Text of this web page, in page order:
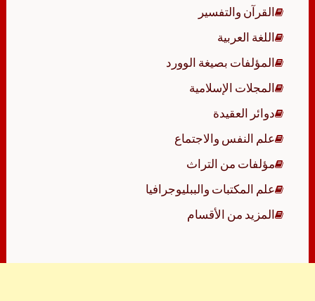
القرآن والتفسير
اللغة العربية
المؤلفات بصيغة الوورد
المجلات الإسلامية
دوائر العقيدة
علم النفس والاجتماع
مؤلفات من التراث
علم المكتبات والببليوجرافيا
المزيد من الأقسام